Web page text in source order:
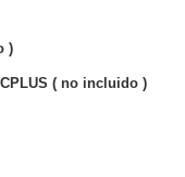
)
( no incluido )